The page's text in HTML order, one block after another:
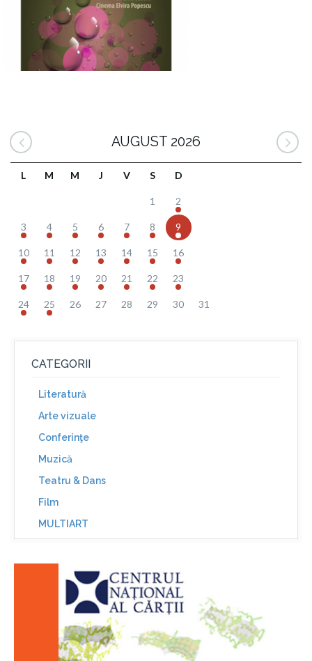
AUGUST 2026
L M M J V S D
1 2
3 4 5 6 7 8 9
10 11 12 13 14 15 16
17 18 19 20 21 22 23
24 25 26 27 28 29 30 31
CATEGORII
Literatură
Arte vizuale
Conferinţe
Muzică
Teatru & Dans
Film
MULTIART